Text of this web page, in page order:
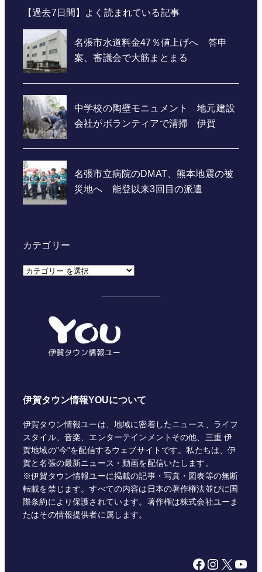
【過去7日間】よく読まれている記事
カテゴリー
カ
伊賀タウン情報YOUについて
伊賀タウン情報ユーは、地域に密着したニュース、ライフ
スタイル、音楽、エンターテインメントその他、三重 伊
賀地域の"今"を配信するウェブサイトです。私たちは、伊
賀と名張の最新ニュース・動画を配信いたします。
※伊賀タウン情報ユーに掲載の記事・写真・図表等の無断
転載を禁じます。すべての内容は日本の著作権法並びに国
際条約により保護されています。著作権は株式会社ユーま
たはその情報提供者に属します。
Facebook Instagram X YouTube